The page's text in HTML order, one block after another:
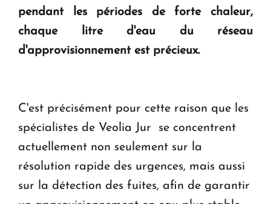
KASA : 30 ans d'audace, de résilience et d'avenir
pendant les périodes de forte chaleur,
chaque litre d'eau du réseau
d'approvisionnement est précieux.
C'est précisément pour cette raison que les
spécialistes de Veolia Jur se concentrent
actuellement non seulement sur la
résolution rapide des urgences, mais aussi
sur la détection des fuites, afin de garantir